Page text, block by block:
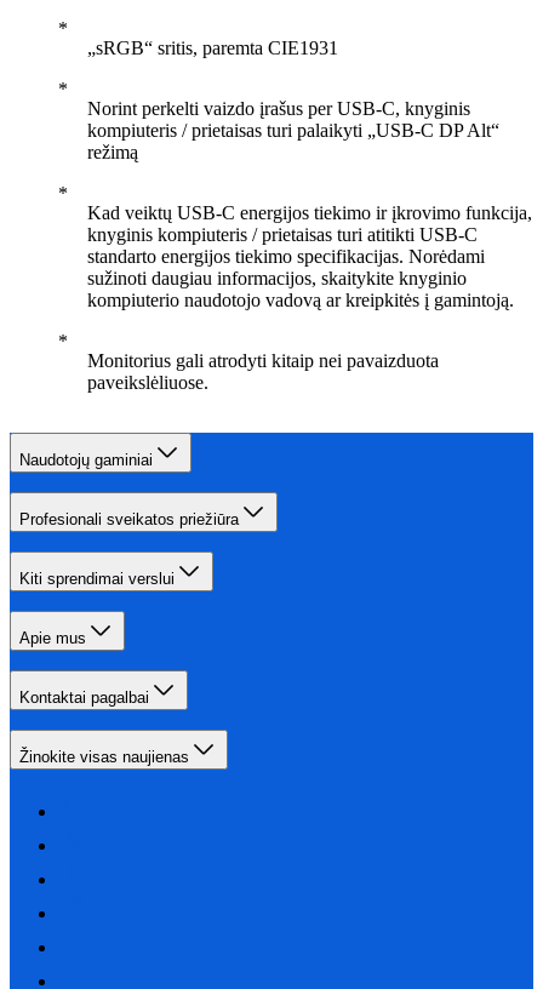
„sRGB“ sritis, paremta CIE1931
Norint perkelti vaizdo įrašus per USB-C, knyginis
kompiuteris / prietaisas turi palaikyti „USB-C DP Alt“
režimą
Kad veiktų USB-C energijos tiekimo ir įkrovimo funkcija,
knyginis kompiuteris / prietaisas turi atitikti USB-C
standarto energijos tiekimo specifikacijas. Norėdami
sužinoti daugiau informacijos, skaitykite knyginio
kompiuterio naudotojo vadovą ar kreipkitės į gamintoją.
Monitorius gali atrodyti kitaip nei pavaizduota
paveikslėliuose.
Naudotojų gaminiai
Profesionali sveikatos priežiūra
Kiti sprendimai verslui
Apie mus
Kontaktai pagalbai
Žinokite visas naujienas